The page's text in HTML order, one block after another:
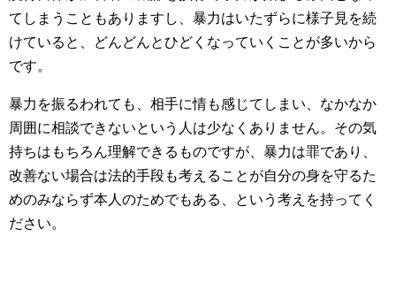
てしまうこともありますし、暴力はいたずらに様子見を続
けていると、どんどんとひどくなっていくことが多いから
です。
暴力を振るわれても、相手に情も感じてしまい、なかなか
周囲に相談できないという人は少なくありません。その気
持ちはもちろん理解できるものですが、暴力は罪であり、
改善ない場合は法的手段も考えることが自分の身を守るた
めのみならず本人のためでもある、という考えを持ってく
ださい。